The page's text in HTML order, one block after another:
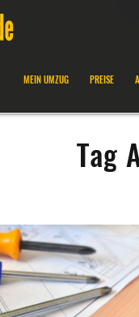
MEIN UMZUG PREISE
Tag